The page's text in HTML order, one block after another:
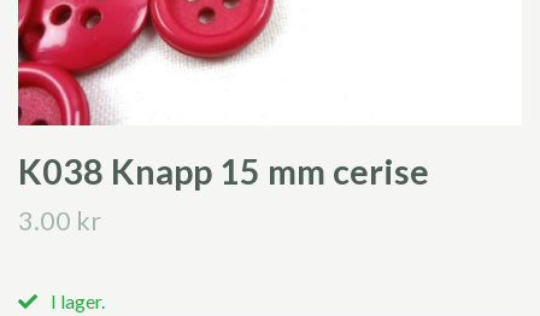
K038 Knapp 15 mm cerise
3.00 kr
I lager.